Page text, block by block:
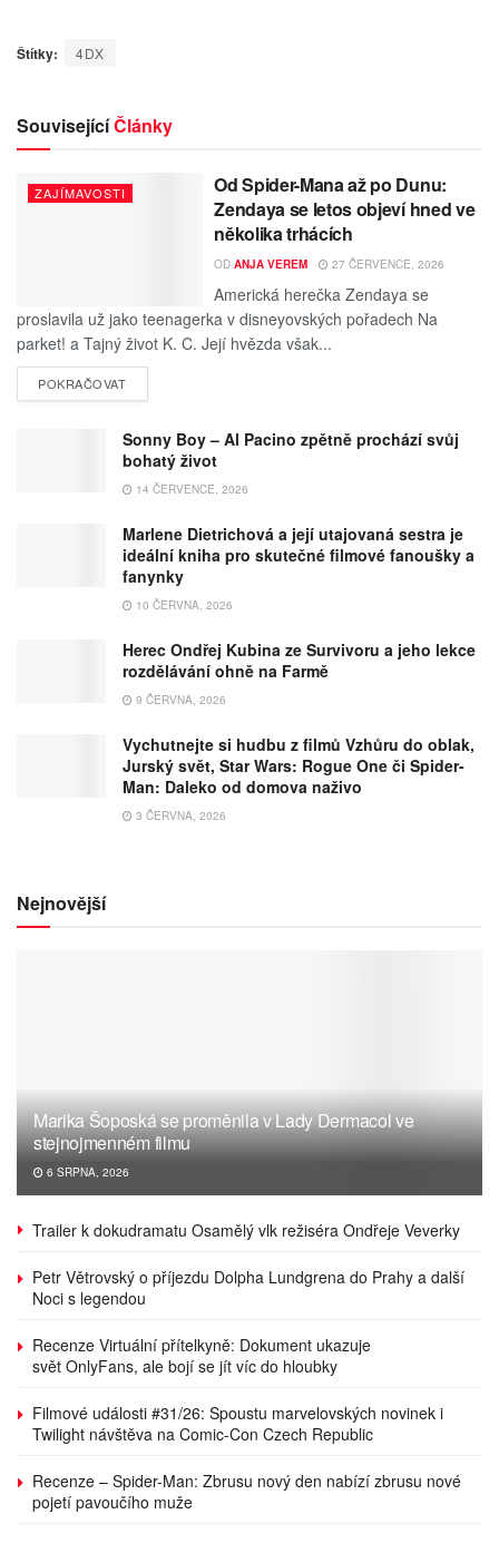
Štítky: 4DX
SouvisejícíČlánky
ZAJÍMAVOSTI
Od Spider-Mana až po Dunu:
Zendaya se letos objeví hned ve
několika trhácích
OD ANJA VEREM 27 ČERVENCE, 2026
Americká herečka Zendaya se
proslavila už jako teenagerka v disneyovských pořadech Na
parket! a Tajný život K. C. Její hvězda však...
POKRAČOVAT
Sonny Boy – Al Pacino zpětně prochází svůj
bohatý život
14 ČERVENCE, 2026
Marlene Dietrichová a její utajovaná sestra je
ideální kniha pro skutečné filmové fanoušky a
fanynky
10 ČERVNA, 2026
Herec Ondřej Kubina ze Survivoru a jeho lekce
rozdělávání ohně na Farmě
9 ČERVNA, 2026
Vychutnejte si hudbu z filmů Vzhůru do oblak,
Jurský svět, Star Wars: Rogue One či Spider-
Man: Daleko od domova naživo
3 ČERVNA, 2026
Nejnovější
Marika Šoposká se proměnila v Lady Dermacol ve
stejnojmenném filmu
6 SRPNA, 2026
Trailer k dokudramatu Osamělý vlk režiséra Ondřeje Veverky
Petr Větrovský o příjezdu Dolpha Lundgrena do Prahy a další
Noci s legendou
Recenze Virtuální přítelkyně: Dokument ukazuje
svět OnlyFans, ale bojí se jít víc do hloubky
Filmové události #31/26: Spoustu marvelovských novinek i
Twilight návštěva na Comic-Con Czech Republic
Recenze – Spider-Man: Zbrusu nový den nabízí zbrusu nové
pojetí pavoučího muže